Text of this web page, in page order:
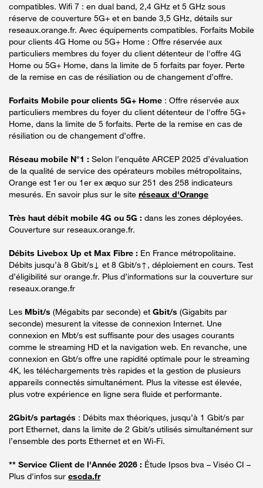
compatibles. Wifi 7 : en dual band, 2,4 GHz et 5 GHz sous
réserve de couverture 5G+ et en bande 3,5 GHz, détails sur
reseaux.orange.fr. Avec équipements compatibles. Forfaits Mobile
pour clients 4G Home ou 5G+ Home : Offre réservée aux
particuliers membres du foyer du client détenteur de l'offre 4G
Home ou 5G+ Home, dans la limite de 5 forfaits par foyer. Perte
de la remise en cas de résiliation ou de changement d’offre.
Forfaits Mobile pour clients 5G+ Home : Offre réservée aux
particuliers membres du foyer du client détenteur de l'offre 5G+
Home, dans la limite de 5 forfaits. Perte de la remise en cas de
résiliation ou de changement d’offre.
Réseau mobile N°1 : Selon l’enquête ARCEP 2025 d’évaluation
de la qualité de service des opérateurs mobiles métropolitains,
Orange est 1er ou 1er ex æquo sur 251 des 258 indicateurs
mesurés. En savoir plus sur le site réseaux d'Orange
Très haut débit mobile 4G ou 5G : dans les zones déployées.
Couverture sur reseaux.orange.fr.
Débits Livebox Up et Max Fibre : En France métropolitaine.
Débits jusqu’à 8 Gbit/s↓ et 8 Gbit/s↑, déploiement en cours. Test
d’éligibilité sur orange.fr. Plus d’informations sur la couverture sur
reseaux.orange.fr
Les Mbit/s (Mégabits par seconde) et Gbit/s (Gigabits par
seconde) mesurent la vitesse de connexion Internet. Une
connexion en Mbt/s est suffisante pour des usages courants
comme le streaming HD et la navigation web. En revanche, une
connexion en Gbt/s offre une rapidité optimale pour le streaming
4K, les téléchargements très rapides et la gestion de plusieurs
appareils connectés simultanément. Plus la vitesse est élevée,
plus votre expérience en ligne sera fluide et performante.
2Gbit/s partagés : Débits max théoriques, jusqu’à 1 Gbit/s par
port Ethernet, dans la limite de 2 Gbit/s utilisés simultanément sur
l’ensemble des ports Ethernet et en Wi-Fi.
** Service Client de l'Année 2026 : Étude Ipsos bva – Viséo CI –
Plus d'infos sur escda.fr